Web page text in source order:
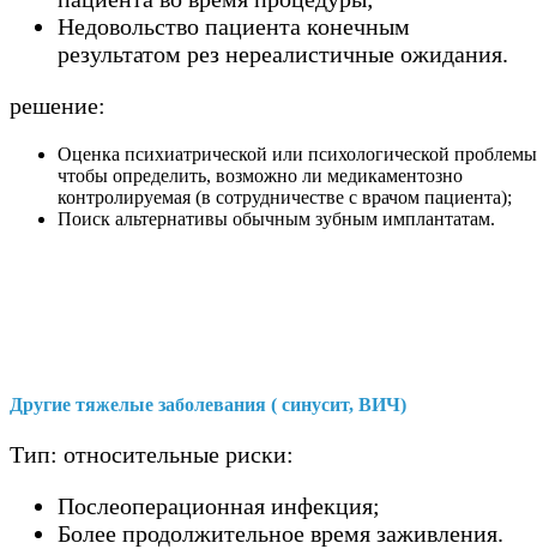
Недовольство пациента конечным
результатом рез нереалистичные ожидания.
решение:
Оценка психиатрической или психологической
чтобы определить, возможно ли медикаментозно
контролируемая (в сотрудничестве с врачом пациента);
Поиск альтернативы обычным зубным имплантатам.
Другие тяжелые заболевания ( синусит, ВИЧ)
Тип: относительные риски:
Послеоперационная инфекция;
Более продолжительное время заживления.